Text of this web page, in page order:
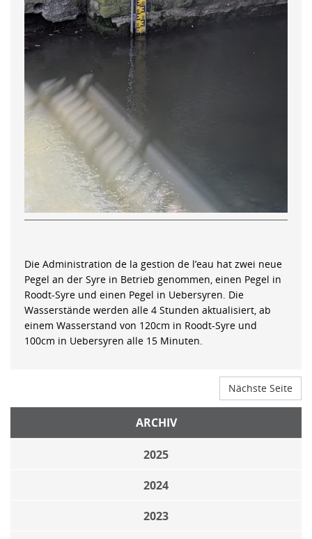
Die Administration de la gestion de l’eau hat zwei neue
Pegel an der Syre in Betrieb genommen, einen Pegel in
Roodt-Syre und einen Pegel in Uebersyren. Die
Wasserstände werden alle 4 Stunden aktualisiert, ab
einem Wasserstand von 120cm in Roodt-Syre und
100cm in Uebersyren alle 15 Minuten.
Nächste Seite
ARCHIV
2025
2024
2023